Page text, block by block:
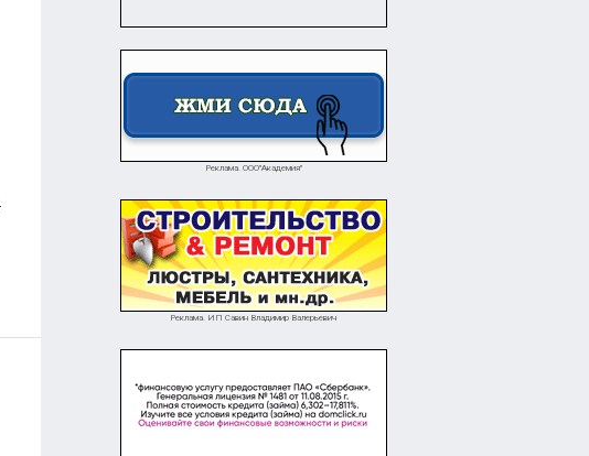
Реклама. ООО"Академия"
Реклама. ИП Савин Владимир Валерьевич